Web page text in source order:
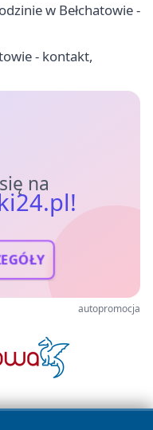
w Bełchatowie -
- kontakt,
na
autopromocja